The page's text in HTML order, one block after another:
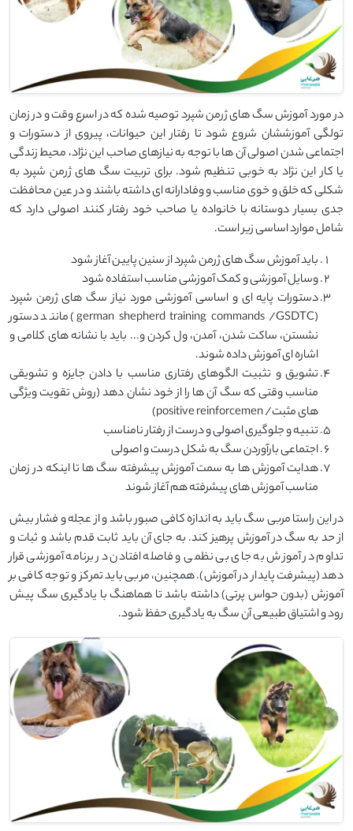
در مورد آموزش سگ های ژرمن شپرد توصیه شده که در اسرع وقت و در زمان
تولگی آموزششان شروع شود تا رفتار این حیوانات، پیروی از دستورات و
اجتماعی شدن اصولی آن ها با توجه به نیازهای صاحب این نژاد، محیط زندگی
یا کار این نژاد به خوبی تنظیم شود. برای تربیت سگ های ژرمن شپرد به
شکلی که خلق و خوی مناسب و وفادارانه ای داشته باشند و در عین محافظت
جدی بسیار دوستانه با خانواده یا صاحب خود رفتار کنند اصولی دارد که
شامل موارد اساسی زیر است.
باید آموزش سگ های ژرمن شپرد از سنین پایین آغاز شود
وسایل آموزشی و کمک آموزشی مناسب استفاده شود
دستورات پایه ای و اساسی آموزشی مورد نیاز سگ های ژرمن شپرد
(german shepherd training commands /GSDTC) مانند دستور
نشستن، ساکت شدن، آمدن، ول کردن و... باید با نشانه های کلامی و
اشاره ای آموزش داده شوند.
تشویق و تثبیت الگوهای رفتاری مناسب با دادن جایزه و تشویقی
مناسب وقتی که سگ آن ها را از خود نشان دهد (روش تقویت ویژگی
های مثبت/ positive reinforcemen)
تنبیه و جلوگیری اصولی و درست از رفتار نامناسب
اجتماعی بارآوردن سگ به شکل درست و اصولی
هدایت آموزش ها به سمت آموزش پیشرفته سگ ها تا اینکه در زمان
مناسب آموزش های پیشرفته هم آغاز شوند
در این راستا مربی سگ باید به اندازه کافی صبور باشد و از عجله و فشار بیش
از حد به سگ در آموزش پرهیز کند. به جای آن باید ثابت قدم باشد و ثبات و
تداوم در آموزش به جای بی نظمی و فاصله افتادن در برنامه آموزشی قرار
دهد (پیشرفت پایدار در آموزش). همچنین، مربی باید تمرکز و توجه کافی بر
آموزش (بدون حواس پرتی) داشته باشد تا هماهنگ با یادگیری سگ پیش
رود و اشتیاق طبیعی آن سگ به یادگیری حفظ شود.